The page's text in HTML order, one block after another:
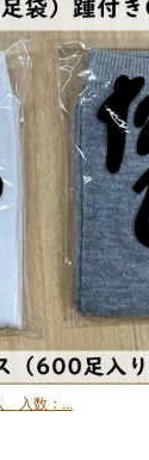
入数：...